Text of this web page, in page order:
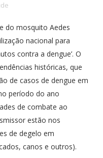
do mosquito Aedes
nacional para
contra a dengue’. O
históricas, que
de casos de dengue em
período do ano
de combate ao
estão nos
de degelo em
canos e outros).